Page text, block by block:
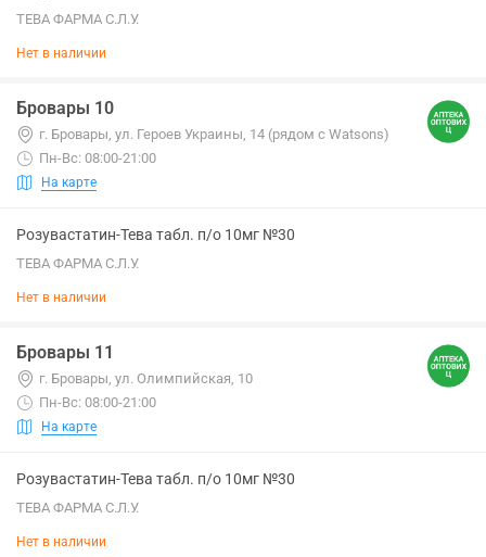
ТЕВА ФАРМА С.Л.У.
Нет в наличии
Бровары 10
г. Бровары, ул. Героев Украины, 14 (рядом с Watsons)
Пн-Вс: 08:00-21:00
На карте
Розувастатин-Тева табл. п/о 10мг №30
ТЕВА ФАРМА С.Л.У.
Нет в наличии
Бровары 11
г. Бровары, ул. Олимпийская, 10
Пн-Вс: 08:00-21:00
На карте
Розувастатин-Тева табл. п/о 10мг №30
ТЕВА ФАРМА С.Л.У.
Нет в наличии